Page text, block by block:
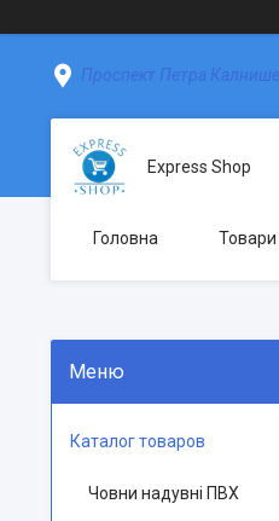
Проспект Петра
Express Shop
Головна Товари
Каталог товаров
Човни надувні ПВХ